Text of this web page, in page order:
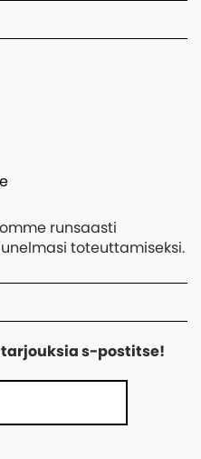
runsaasti
toteuttamiseksi.
s-postitse!